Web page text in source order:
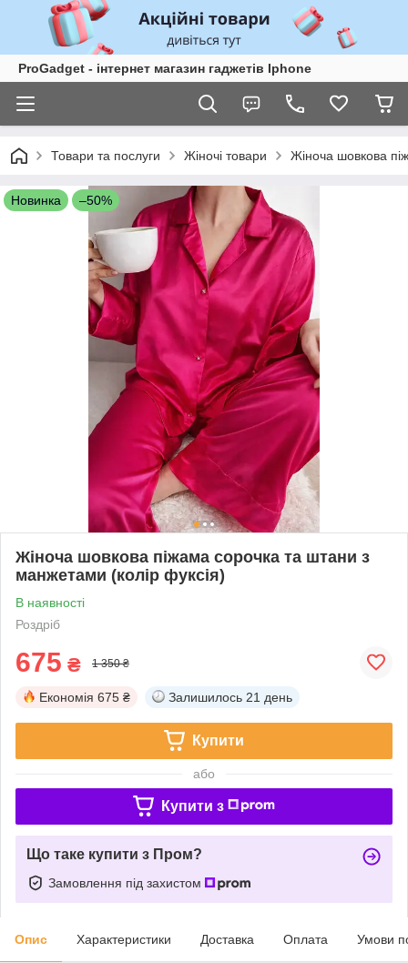
ProGadget - iнтернет магазин гаджетів Iphone
Товари та послуги Жіночі товари Жіноча шовкова
Новинка –50%
Жіноча шовкова піжама сорочка та штани з
манжетами (колір фуксія)
В наявності
Роздріб
675 ₴ 1 350 ₴
Економія 675 ₴ Залишилось 21 день
Купити
або
Купити з
Що таке купити з Пром?
Замовлення під захистом
Опис Характеристики Доставка Оплата Умови